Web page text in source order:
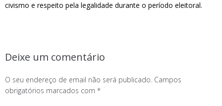
civismo e respeito pela legalidade durante o período eleitoral.
Deixe um comentário
O seu endereço de email não será publicado. Campos
obrigatórios marcados com *